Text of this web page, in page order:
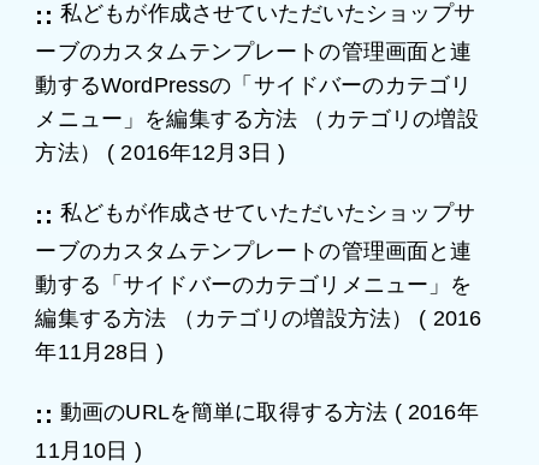
私どもが作成させていただいたショップサ
ーブのカスタムテンプレートの管理画面と連
動するWordPressの「サイドバーのカテゴリ
メニュー」を編集する方法 （カテゴリの増設
方法）
( 2016年12月3日 )
私どもが作成させていただいたショップサ
ーブのカスタムテンプレートの管理画面と連
動する「サイドバーのカテゴリメニュー」を
編集する方法 （カテゴリの増設方法）
( 2016
年11月28日 )
動画のURLを簡単に取得する方法 ( 2016年
11月10日 )